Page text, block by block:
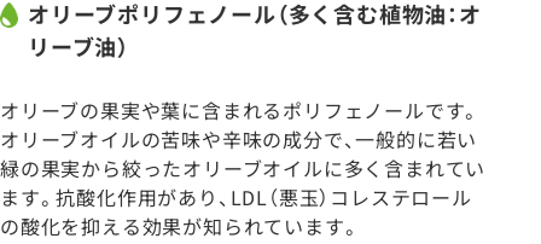
オリーブポリフェノール（多く含む植物油：オ
リーブ油）
オリーブの果実や葉に含まれるポリフェノールです。
オリーブオイルの苦味や辛味の成分で、一般的に若い
緑の果実から絞ったオリーブオイルに多く含まれてい
ます。抗酸化作用があり、LDL（悪玉）コレステロール
の酸化を抑える効果が知られています。